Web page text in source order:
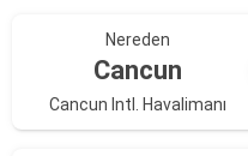
Nereden
Cancun
Cancun Intl. Havalimanı